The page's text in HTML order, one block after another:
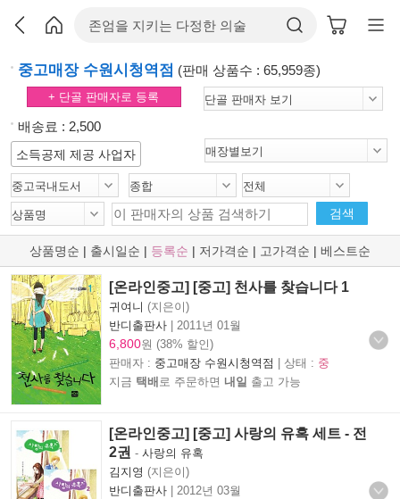
중고매장 수원시청역점 (판매 상품수 : 65,959종)
+ 단골 판매자로 등록
배송료 : 2,500
소득공제 제공 사업자
검색
상품명순 | 출시일순 | 등록순 | 저가격순 | 고가격순 | 베스트순
[온라인중고] [중고] 천사를 찾습니다 1
귀여니 (지은이)
반디출판사
2011년 01월
6,800원 (38% 할인)
판매자 : 중고매장 수원시청역점 | 상태 : 중
지금 택배 로 주문하면 내일 출고 가능
[온라인중고] [중고] 사랑의 유혹 세트 - 전
2권 - 사랑의 유혹
김지영 (지은이)
반디출판사
2012년 03월